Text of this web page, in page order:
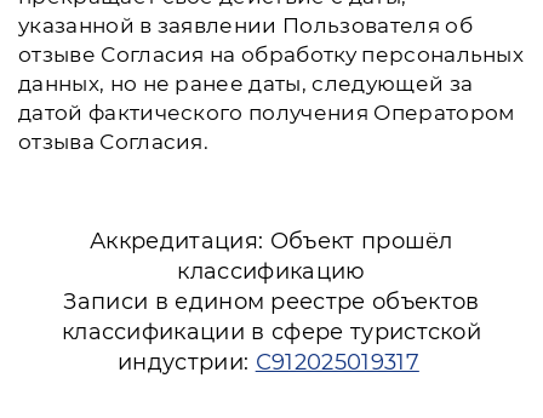
указанной в заявлении Пользователя об
отзыве Согласия на обработку персональных
данных, но не ранее даты, следующей за
датой фактического получения Оператором
отзыва Согласия.
Аккредитация: Объект прошёл
классификацию
Записи в едином реестре объектов
классификации в сфере туристской
индустрии: С912025019317